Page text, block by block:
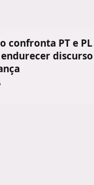
confronta PT e PL
discurso